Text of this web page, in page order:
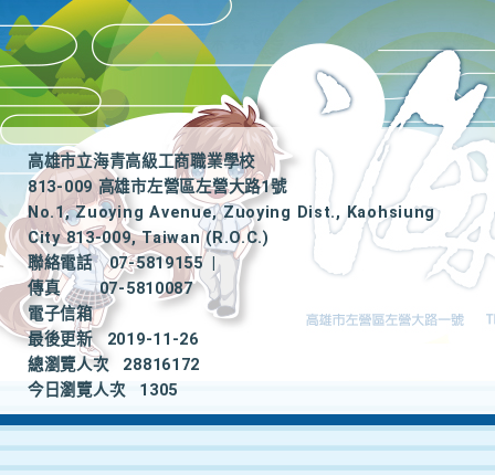
高雄市立海青高級工商職業學校
813-009 高雄市左營區左營大路1號
No.1, Zuoying Avenue, Zuoying Dist., Kaohsiung
City 813-009, Taiwan (R.O.C.)
聯絡電話
07-5819155
|
傳真
07-5810087
電子信箱
最後更新
2019-11-26
總瀏覽人次
28816172
今日瀏覽人次
1305